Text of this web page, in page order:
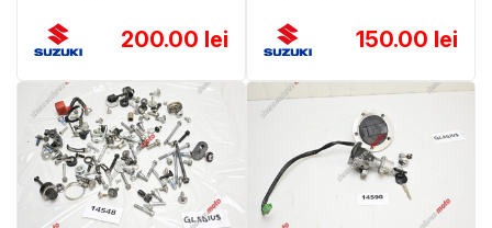
200.00 lei 150.00 lei